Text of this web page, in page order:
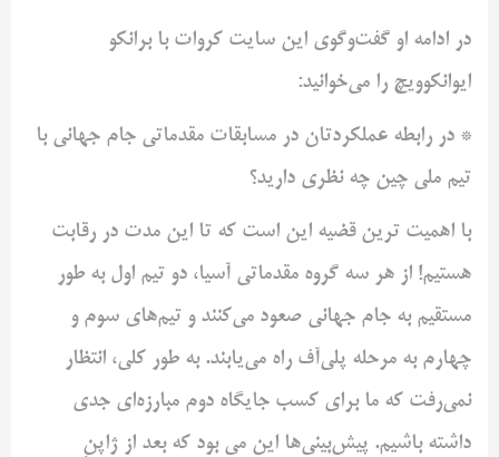
در ادامه او گفت‌وگوی این سایت کروات با برانکو
ایوانکوویچ را می‌خوانید:
* در رابطه عملکردتان در مسابقات مقدماتی جام جهانی با
تیم ملی چین چه نظری دارید؟
با اهمیت ترین قضیه این است که تا این مدت در رقابت
هستیم! از هر سه گروه مقدماتی آسیا، دو تیم اول به طور
مستقیم به جام جهانی صعود می‌کنند و تیم‌های سوم و
چهارم به مرحله پلی‌آف راه می‌یابند. به طور کلی، انتظار
نمی‌رفت که ما برای کسب جایگاه دوم مبارزه‌ای جدی
داشته باشیم. پیش‌بینی‌ها این می بود که بعد از ژاپنِ